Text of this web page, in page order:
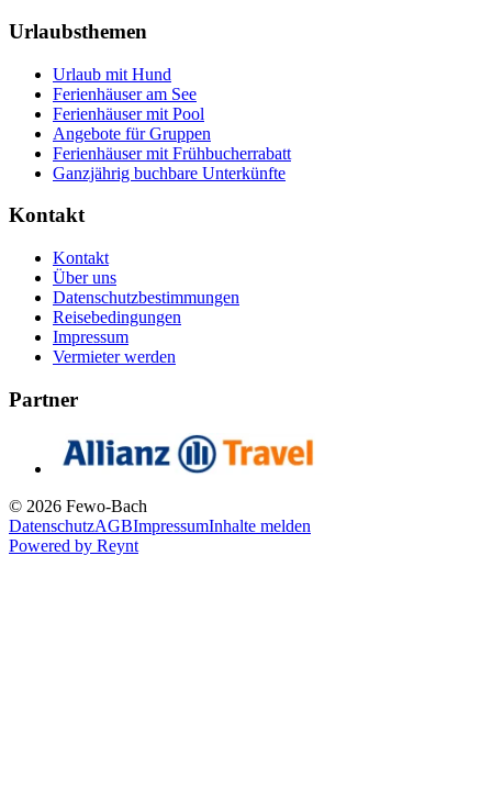
Urlaubsthemen
Urlaub mit Hund
Ferienhäuser am See
Ferienhäuser mit Pool
Angebote für Gruppen
Ferienhäuser mit Frühbucherrabatt
Ganzjährig buchbare Unterkünfte
Kontakt
Kontakt
Über uns
Datenschutzbestimmungen
Reisebedingungen
Impressum
Vermieter werden
Partner
© 2026 Fewo-Bach
DatenschutzAGBImpressumInhalte melden
Powered by Reynt